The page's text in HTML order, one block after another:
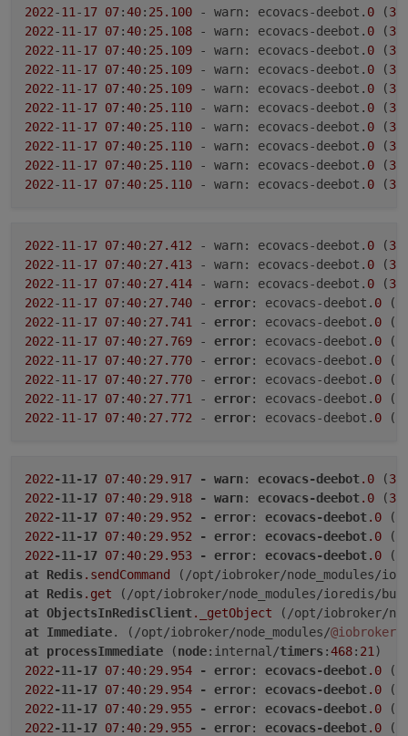
2022-11 -17 07:40: 25.100 - warn: ecovacs-deebot. 0 (
2022-11 -17 07:40: 25.108 - warn: ecovacs-deebot. 0 (
2022-11 -17 07:40: 25.109 - warn: ecovacs-deebot. 0 (
2022-11 -17 07:40: 25.109 - warn: ecovacs-deebot. 0 (
2022-11 -17 07:40: 25.109 - warn: ecovacs-deebot. 0 (
2022-11 -17 07:40: 25.110 - warn: ecovacs-deebot. 0 (
2022-11 -17 07:40: 25.110 - warn: ecovacs-deebot. 0 (
2022-11 -17 07:40: 25.110 - warn: ecovacs-deebot. 0 (
2022-11 -17 07:40: 25.110 - warn: ecovacs-deebot. 0 (
2022-11 -17 07:40: 25.110 - warn: ecovacs-deebot. 0 (
2022-11 -17 07:40: 27.412 - warn: ecovacs-deebot. 0 (
2022-11 -17 07:40: 27.413 - warn: ecovacs-deebot. 0 (
2022-11 -17 07:40: 27.414 - warn: ecovacs-deebot. 0 (
2022-11 -17 07:40: 27.740 - error: ecovacs-deebot. 0 (
2022-11 -17 07:40: 27.741 - error: ecovacs-deebot. 0 (
2022-11 -17 07:40: 27.769 - error: ecovacs-deebot. 0 (
2022-11 -17 07:40: 27.770 - error: ecovacs-deebot. 0 (
2022-11 -17 07:40: 27.770 - error: ecovacs-deebot. 0 (
2022-11 -17 07:40: 27.771 - error: ecovacs-deebot. 0 (
2022-11 -17 07:40: 27.772 - error: ecovacs-deebot. 0 (
2022-11-17 07:40: 29.917 - warn: ecovacs-deebot.0 (
2022-11-17 07:40: 29.918 - warn: ecovacs-deebot.0 (
2022-11-17 07:40: 29.952 - error: ecovacs-deebot.0 (
2022-11-17 07:40: 29.952 - error: ecovacs-deebot.0 (
2022-11-17 07:40: 29.953 - error: ecovacs-deebot.0 (
at Redis .sendCommand
(/opt/iobroker/node_modules/
at Redis .get (/opt/iobroker/node_modules/ioredis/
at ObjectsInRedisClient._getObject (/opt/iobroker/
at Immediate. (/opt/iobroker/node_modules/@iobroker
at processImmediate (node:internal/timers :468: 21
2022-11-17 07:40: 29.954 - error: ecovacs-deebot.0 (
2022-11-17 07:40: 29.954 - error: ecovacs-deebot.0 (
2022-11-17 07:40: 29.955 - error: ecovacs-deebot.0 (
2022-11-17 07:40: 29.955 - error: ecovacs-deebot.0 (